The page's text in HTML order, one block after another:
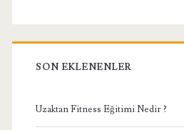
SON EKLENENLER
Uzaktan Fitness Eğitimi Nedir ?